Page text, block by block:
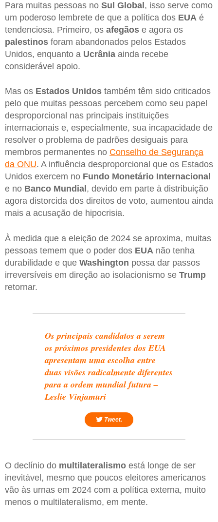
Para muitas pessoas no Sul Global, isso serve como
um poderoso lembrete de que a política dos EUA é
tendenciosa. Primeiro, os afegãos e agora os
palestinos foram abandonados pelos Estados
Unidos, enquanto a Ucrânia ainda recebe
considerável apoio.
Mas os Estados Unidos também têm sido criticados
pelo que muitas pessoas percebem como seu papel
desproporcional nas principais instituições
internacionais e, especialmente, sua incapacidade de
resolver o problema de padrões desiguais para
membros permanentes no Conselho de Segurança
da ONU. A influência desproporcional que os Estados
Unidos exercem no Fundo Monetário Internacional
e no Banco Mundial , devido em parte à distribuição
agora distorcida dos direitos de voto, aumentou ainda
mais a acusação de hipocrisia.
À medida que a eleição de 2024 se aproxima, muitas
pessoas temem que o poder dos EUA não tenha
durabilidade e que Washington possa dar passos
irreversíveis em direção ao isolacionismo se Trump
retornar.
Os principais candidatos a serem
os próximos presidentes dos EUA
apresentam uma escolha entre
duas visões radicalmente diferentes
para a ordem mundial futura –
Leslie Vinjamuri
Tweet.
O declínio do multilateralismo está longe de ser
inevitável, mesmo que poucos eleitores americanos
vão às urnas em 2024 com a política externa, muito
menos o multilateralismo, em mente.